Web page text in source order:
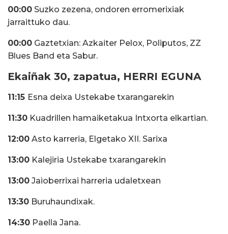
00:00 Suzko zezena, ondoren erromerixiak
jarraittuko dau.
00:00 Gaztetxian: Azkaiter Pelox, Poliputos, ZZ
Blues Band eta Sabur.
Ekaiñak 30, zapatua, HERRI EGUNA
11:15 Esna deixa Ustekabe txarangarekin
11:30 Kuadrillen hamaiketakua Intxorta elkartian.
12:00 Asto karreria, Elgetako XII. Sarixa
13:00 Kalejiria Ustekabe txarangarekin
13:00 Jaioberrixai harreria udaletxean
13:30 Buruhaundixak.
14:30 Paella Jana.